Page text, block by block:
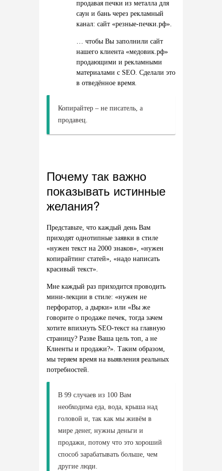
продавая печки из металла для
саун и бань через рекламный
канал: сайт «резные-печки.рф».
… чтобы Вы заполнили сайт
нашего клиента «медовик.рф»
продающими и рекламными
материалами с SEO. Сделали это
в отведённое время.
Копирайтер – не писатель, а
продавец.
Почему так важно
показывать истинные
желания?
Представьте, что каждый день Вам
приходят однотипные заявки в стиле
«нужен текст на 2000 знаков», «нужен
копирайтинг статей», «надо написать
красивый текст».
Мне каждый раз приходится проводить
мини-лекции в стиле: «нужен не
перфоратор, а дырки» или «Вы же
говорите о продаже печек, тогда зачем
хотите впихнуть SEO-текст на главную
страницу? Разве Ваша цель топ, а не
Клиенты и продажи?». Таким образом,
мы теряем время на выявления реальных
потребностей.
В 99 случаев из 100 Вам
необходима еда, вода, крыша над
головой и, так как мы живём в
мире денег, нужны деньги и
продажи, потому что это хороший
способ зарабатывать больше, чем
другие люди.